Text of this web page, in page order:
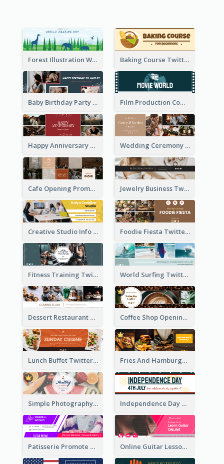
Forest Illustration World Wildlife Day Twitter Header Baking Course Twitter Header
Baby Birthday Party Twitter Header Film Production Company Twitter Header
Happy Anniversary Twitter Header Wedding Ceremony Twitter Header
Cafe Opening Promotion Twitter Header Jewelry Business Twitter Header
Creative Studio Info Twitter Header Foodie Fiesta Twitter Header
Fitness Training Twitter Header World Surfing Twitter Header
Dessert Restaurant Twitter Header Coffee Shop Opening Twitter Header
Lunch Buffet Twitter Header Fries And Hamburger Restaurant Twitter Header
Simple Photography Twitter Header Promoting Healthy Independence Day Twitter Header With Decorations
Patisserie Promote Twitter Header Online Guitar Lesson Twitter Header